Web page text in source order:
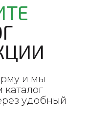
и мы
удобный